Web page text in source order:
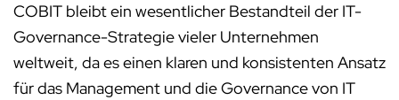
COBIT bleibt ein wesentlicher Bestandteil der IT-
Governance-Strategie vieler Unternehmen
weltweit, da es einen klaren und konsistenten Ansatz
für das Management und die Governance von IT